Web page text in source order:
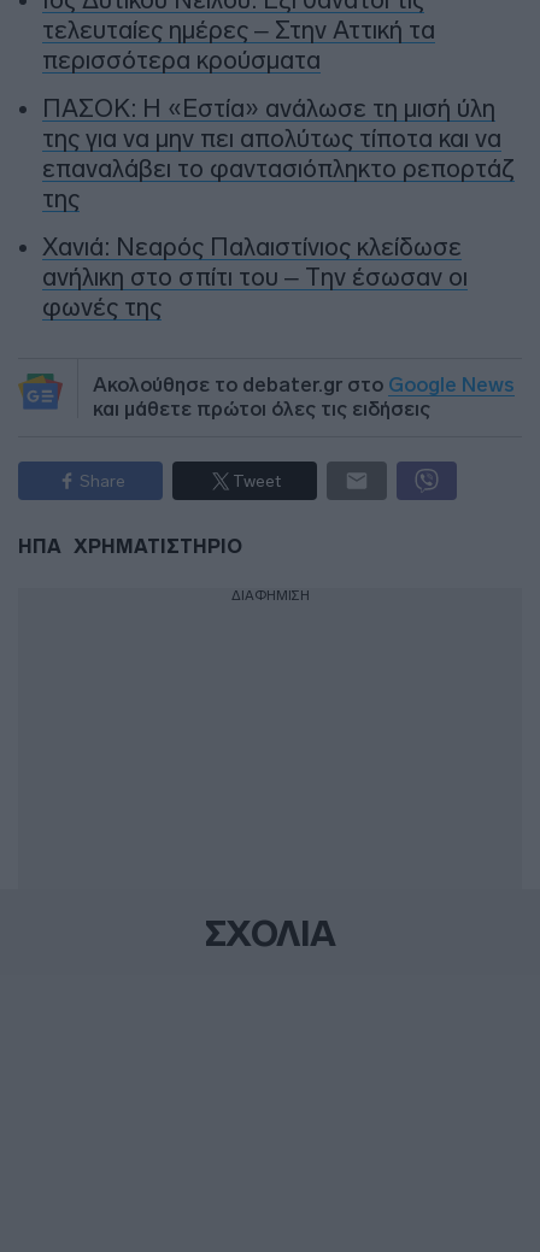
τελευταίες ημέρες – Στην Αττική τα
περισσότερα κρούσματα
ΠΑΣΟΚ: Η «Εστία» ανάλωσε τη μισή ύλη
της για να μην πει απολύτως τίποτα και να
επαναλάβει το φαντασιόπληκτο ρεπορτάζ
της
Χανιά: Νεαρός Παλαιστίνιος κλείδωσε
ανήλικη στο σπίτι του – Την έσωσαν οι
φωνές της
Ακολούθησε το debater.gr στο Google News
και μάθετε πρώτοι όλες τις ειδήσεις
Share Tweet
ΗΠΑ ΧΡΗΜΑΤΙΣΤΗΡΙΟ
ΔΙΑΦΗΜΙΣΗ
ΣΧΟΛΙΑ